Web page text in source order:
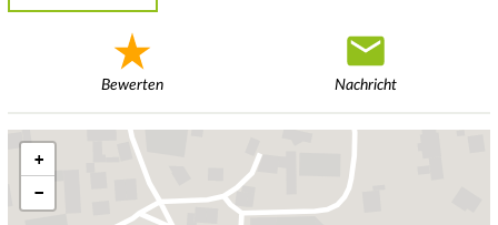
Bewerten Nachricht
+
−